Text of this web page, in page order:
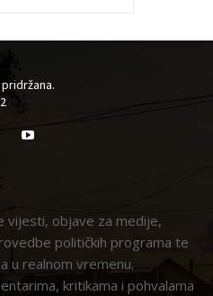
vijesti, objave za medije,
političkih programa te
u realnom vremenu.
kritikama i pohvalama